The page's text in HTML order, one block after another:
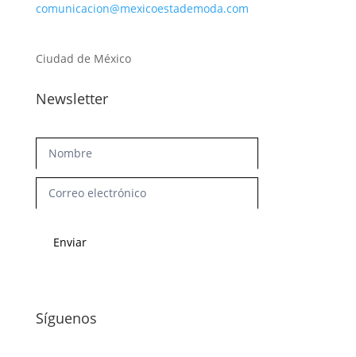
comunicacion@mexicoestademoda.com
Ciudad de México
Newsletter
Newsletter
Enviar
Síguenos